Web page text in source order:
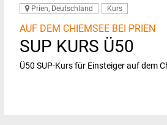
Prien, Deutschland Kurs
AUF DEM CHIEMSEE BEI PRIEN
SUP KURS Ü50
Ü50 SUP-Kurs für Einsteiger auf dem